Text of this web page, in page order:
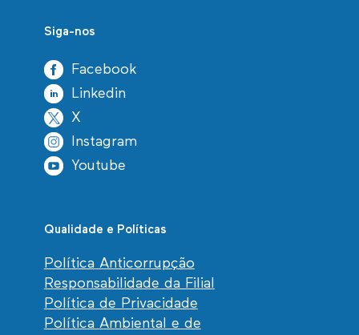
Siga-nos
Facebook
Linkedin
X
Instagram
Youtube
Qualidade e Políticas
Política Anticorrupção
Responsabilidade da Filial
Política de Privacidade
Política Ambiental e de